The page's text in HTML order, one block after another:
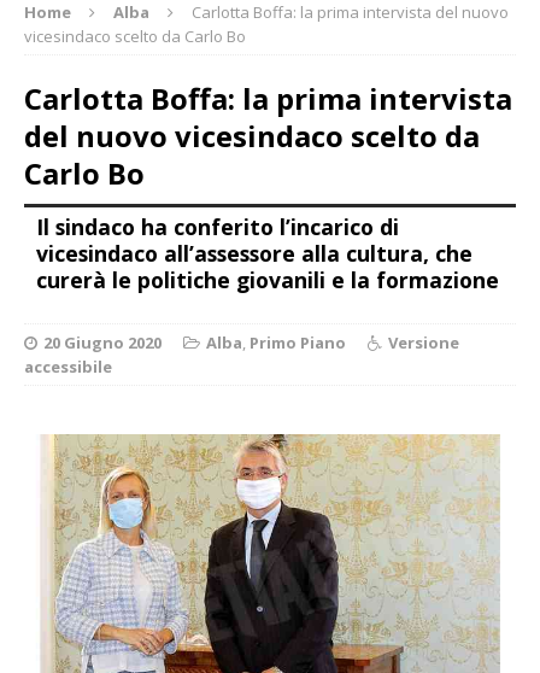
Home Alba
Carlotta Boffa: la prima intervista del nuovo
vicesindaco scelto da Carlo Bo
Carlotta Boffa: la prima intervista
del nuovo vicesindaco scelto da
Carlo Bo
Il sindaco ha conferito l’incarico di
vicesindaco all’assessore alla cultura, che
curerà le politiche giovanili e la formazione
20 Giugno 2020 Alba, Primo Piano
Versione
accessibile